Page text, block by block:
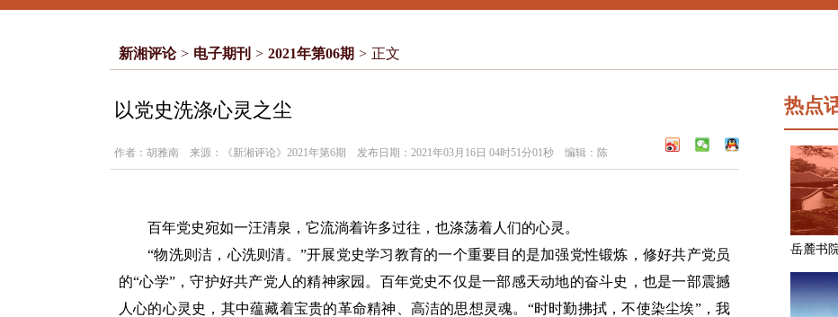
新湘评论 > 电子期刊 > 2021年第06期 > 正文
以党史洗涤心灵之尘
作者：胡雅南 来源：《新湘评论》2021年第6期 发布日期：2021年03月16日 04时51分01秒 编辑：陈
百年党史宛如一汪清泉，它流淌着许多过往，也涤荡着人们的心灵。
“物洗则洁，心洗则清。”开展党史学习教育的一个重要目的是加强党性锻炼，修好共产党员
的“心学”，守护好共产党人的精神家园。百年党史不仅是一部感天动地的奋斗史，也是一部震撼
人心的心灵史，其中蕴藏着宝贵的革命精神、高洁的思想灵魂。“时时勤拂拭，不使染尘埃”，我
热点